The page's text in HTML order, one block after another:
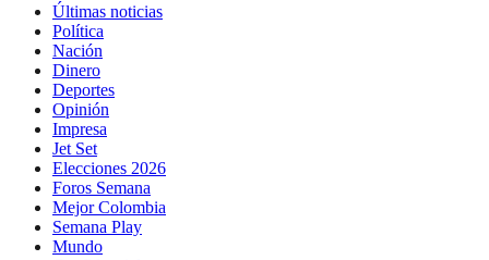
Últimas noticias
Política
Nación
Dinero
Deportes
Opinión
Impresa
Jet Set
Elecciones 2026
Foros Semana
Mejor Colombia
Semana Play
Mundo